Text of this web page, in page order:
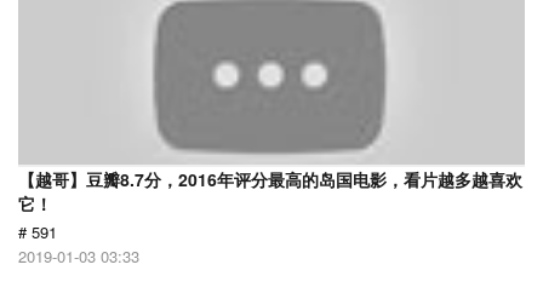
【越哥】豆瓣8.7分，2016年评分最高的岛国电影，看片越多越喜欢
它！
# 591
2019-01-03 03:33